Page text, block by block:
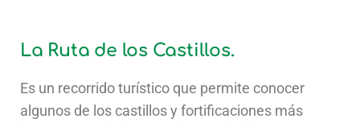
La Ruta de los Castillos.
Es un recorrido turístico que permite conocer
algunos de los castillos y fortificaciones más